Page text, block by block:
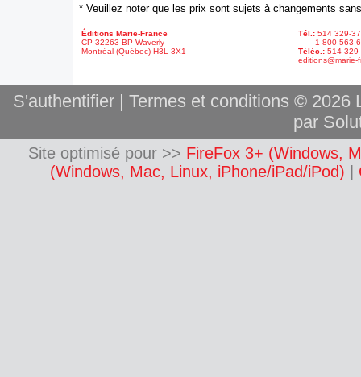
* Veuillez noter que les prix sont sujets à changements
Éditions Marie-France
CP 32263 BP Waverly
Montréal (Québec) H3L 3X1
Tél.: 514 329-
1 800 563-
Téléc.: 514
editions@marie-
S'authentifier| Termes et conditions © 2026
par
Site optimisé pour >> FireFox 3+ (Windows,
(Windows, Mac, Linux, iPhone/iPad/iPod)